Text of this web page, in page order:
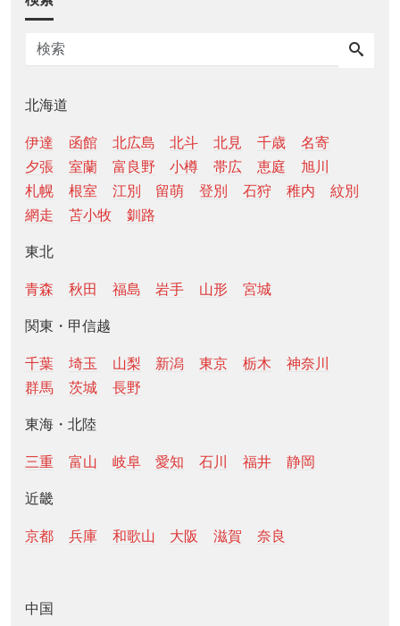
北海道
伊達 函館 北広島 北斗 北見 千歳
名寄
夕張
室蘭 富良野 小樽 帯広 恵庭
旭川
札幌
根室 江別 留萌 登別 石狩 稚内
紋別
網走
苫小牧 釧路
東北
青森 秋田 福島 岩手 山形 宮城
関東・甲信越
千葉 埼玉 山梨 新潟 東京 栃木
神奈川
群馬
茨城 長野
東海・北陸
三重 富山 岐阜 愛知 石川 福井 静岡
近畿
京都 兵庫 和歌山 大阪 滋賀 奈良
中国